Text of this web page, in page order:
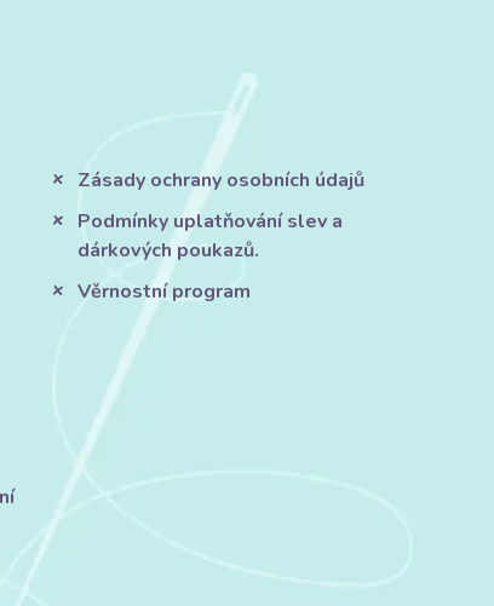
Zásady ochrany osobních údajů
Podmínky uplatňování slev a
dárkových poukazů.
Věrnostní program